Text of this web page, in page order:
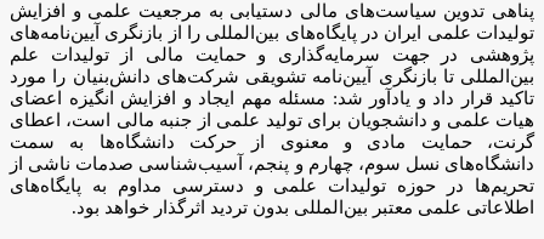
پناهی تدوین سیاست‌های مالی دستیابی به مرجعیت علمی و افزایش
تولیدات علمی ایران در پایگاه‌های بین‌المللی را از بازنگری آیین‌نامه‌های
پژوهشی در جهت سرمایه‌گذاری و حمایت مالی از تولیدات علم
بین‌المللی تا بازنگری آیین‌نامه تشویقی شرکت‌های دانش‌بنیان را مورد
تاکید قرار داد و یادآور شد: مسئله مهم ایجاد و افزایش انگیزه اعضای
هیات علمی و دانشجویان برای تولید علمی از جنبه مالی است، اعطای
گرنت، حمایت مادی و معنوی از حرکت دانشگاه‌ها به سمت
دانشگاه‌های نسل سوم، چهارم و پنجم، آسیب‌شناسی صدمات ناشی از
تحریم‌ها در حوزه تولیدات علمی و دسترسی مداوم به پایگاه‌های
اطلاعاتی علمی معتبر بین‌المللی بدون تردید اثرگذار خواهد بود.